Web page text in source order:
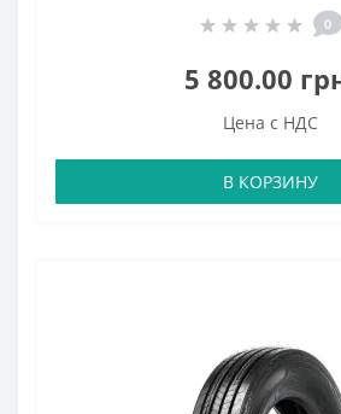
0
5 800.00
Цена с НДС
В КОРЗИНУ